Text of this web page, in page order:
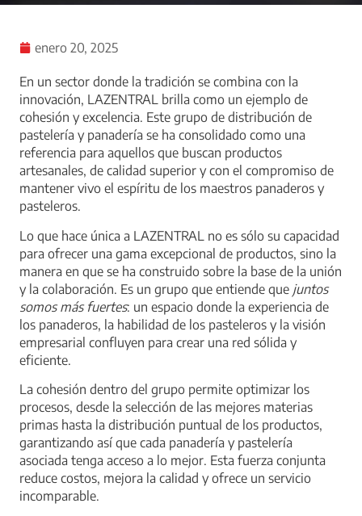
enero 20, 2025
En un sector donde la tradición se combina con la
innovación, LAZENTRAL brilla como un ejemplo de
cohesión y excelencia. Este grupo de distribución de
pastelería y panadería se ha consolidado como una
referencia para aquellos que buscan productos
artesanales, de calidad superior y con el compromiso de
mantener vivo el espíritu de los maestros panaderos y
pasteleros.
Lo que hace única a LAZENTRAL no es sólo su capacidad
para ofrecer una gama excepcional de productos, sino la
manera en que se ha construido sobre la base de la unión
y la colaboración. Es un grupo que entiende que juntos
somos más fuertes: un espacio donde la experiencia de
los panaderos, la habilidad de los pasteleros y la visión
empresarial confluyen para crear una red sólida y
eficiente.
La cohesión dentro del grupo permite optimizar los
procesos, desde la selección de las mejores materias
primas hasta la distribución puntual de los productos,
garantizando así que cada panadería y pastelería
asociada tenga acceso a lo mejor. Esta fuerza conjunta
reduce costos, mejora la calidad y ofrece un servicio
incomparable.